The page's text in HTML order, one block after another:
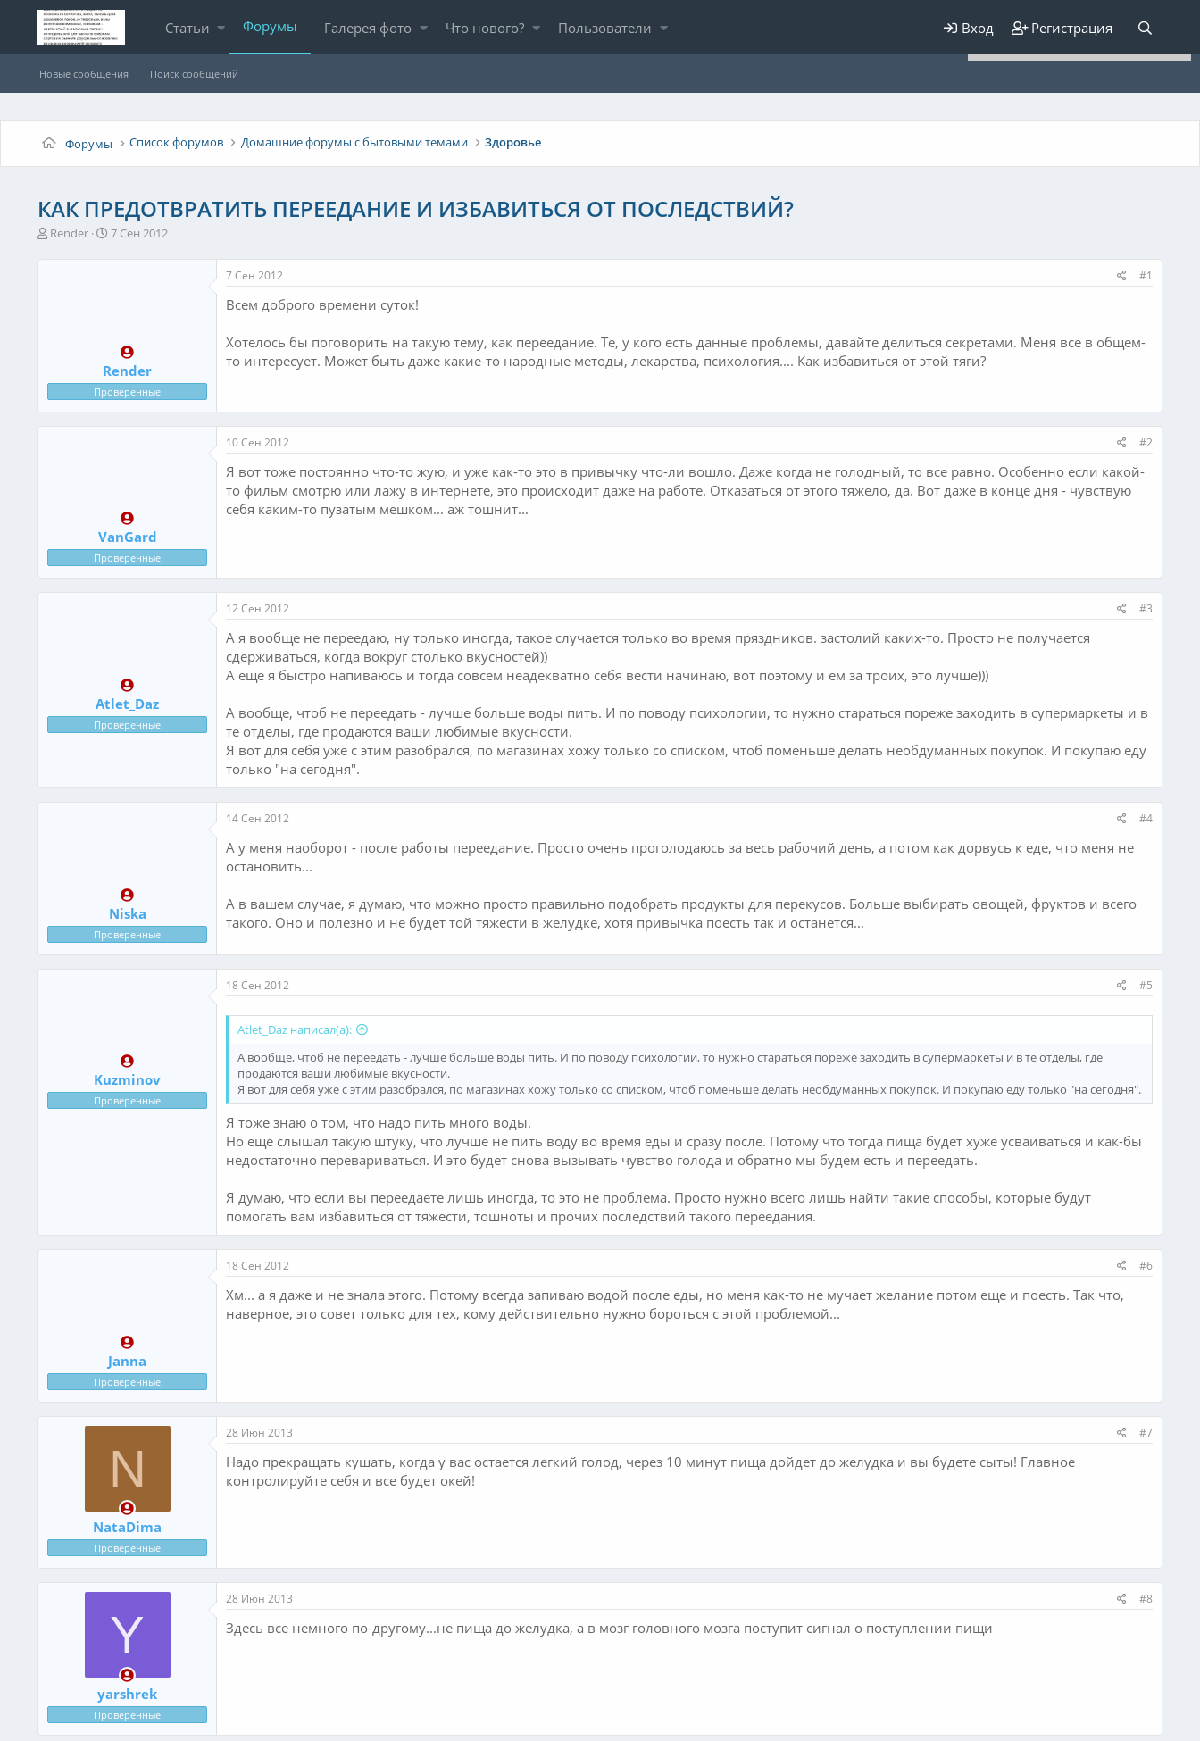
Статьи Форумы Галерея фото Что нового? Пользователи Вход Регистрация
Новые сообщения Поиск сообщений
Форумы Список форумов Домашние форумы с бытовыми темами Здоровье
КАК ПРЕДОТВРАТИТЬ ПЕРЕЕДАНИЕ И ИЗБАВИТЬСЯ ОТ ПОСЛЕДСТВИЙ?
А
т
Render
Д
т
а
7 Сен 2012
Render
Проверенные
7 Сен 2012 #1
Всем доброго времени суток!
Хотелось бы поговорить на такую тему, как переедание. Те, у кого есть данные проблемы, давайте делиться секретами. Меня все в общем-
то интересует. Может быть даже какие-то народные методы, лекарства, психология.... Как избавиться от этой тяги?
VanGard
Проверенные
10 Сен 2012 #2
Я вот тоже постоянно что-то жую, и уже как-то это в привычку что-ли вошло. Даже когда не голодный, то все равно. Особенно если какой-
то фильм смотрю или лажу в интернете, это происходит даже на работе. Отказаться от этого тяжело, да. Вот даже в конце дня - чувствую
себя каким-то пузатым мешком... аж тошнит...
Atlet_Daz
Проверенные
12 Сен 2012 #3
А я вообще не переедаю, ну только иногда, такое случается только во время пряздников. застолий каких-то. Просто не получается
сдерживаться, когда вокруг столько вкусностей))
А еще я быстро напиваюсь и тогда совсем неадекватно себя вести начинаю, вот поэтому и ем за троих, это лучше)))
А вообще, чтоб не переедать - лучше больше воды пить. И по поводу психологии, то нужно стараться пореже заходить в супермаркеты и в
те отделы, где продаются ваши любимые вкусности.
Я вот для себя уже с этим разобрался, по магазинах хожу только со списком, чтоб поменьше делать необдуманных покупок. И покупаю еду
только "на сегодня".
Niska
Проверенные
14 Сен 2012 #4
А у меня наоборот - после работы переедание. Просто очень проголодаюсь за весь рабочий день, а потом как дорвусь к еде, что меня не
остановить...
А в вашем случае, я думаю, что можно просто правильно подобрать продукты для перекусов. Больше выбирать овощей, фруктов и всего
такого. Оно и полезно и не будет той тяжести в желудке, хотя привычка поесть так и останется...
Kuzminov
Проверенные
18 Сен 2012 #5
Atlet_Daz написал(а):
А вообще, чтоб не переедать - лучше больше воды пить. И по поводу психологии, то нужно стараться пореже заходить в супермаркеты и в те отделы, где
продаются ваши любимые вкусности.
Я вот для себя уже с этим разобрался, по магазинах хожу только со списком, чтоб поменьше делать необдуманных покупок. И покупаю еду только "на сегодня".
Я тоже знаю о том, что надо пить много воды.
Но еще слышал такую штуку, что лучше не пить воду во время еды и сразу после. Потому что тогда пища будет хуже усваиваться и как-бы
недостаточно перевариваться. И это будет снова вызывать чувство голода и обратно мы будем есть и переедать.
Я думаю, что если вы переедаете лишь иногда, то это не проблема. Просто нужно всего лишь найти такие способы, которые будут
помогать вам избавиться от тяжести, тошноты и прочих последствий такого переедания.
Janna
Проверенные
18 Сен 2012 #6
Хм... а я даже и не знала этого. Потому всегда запиваю водой после еды, но меня как-то не мучает желание потом еще и поесть. Так что,
наверное, это совет только для тех, кому действительно нужно бороться с этой проблемой...
N
NataDima
Проверенные
28 Июн 2013 #7
Надо прекращать кушать, когда у вас остается легкий голод, через 10 минут пища дойдет до желудка и вы будете сыты! Главное
контролируйте себя и все будет окей!
Y
yarshrek
Проверенные
28 Июн 2013 #8
Здесь все немного по-другому...не пища до желудка, а в мозг головного мозга поступит сигнал о поступлении пищи
Для любых предложений по